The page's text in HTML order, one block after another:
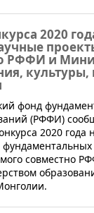
2020
РФФИ и
культуры,
фонд
(РФФИ)
2020
совместно